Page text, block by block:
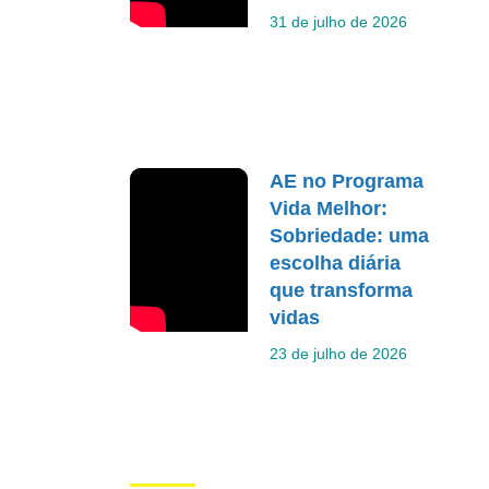
31 de julho de 2026
AE no Programa
Vida Melhor:
Sobriedade: uma
escolha diária
que transforma
vidas
23 de julho de 2026